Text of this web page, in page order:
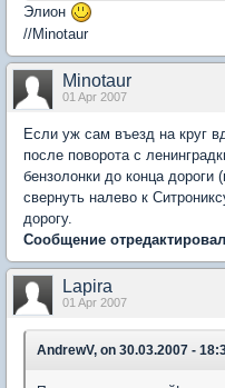
Элион
//Minotaur
Minotaur
01 Apr 2007
Если уж сам въезд на круг
после поворота с
бензолонки до конца
свернуть налево к
дорогу.
Сообщение
Lapira
01 Apr 2007
AndrewV, on 30.03.2007 -